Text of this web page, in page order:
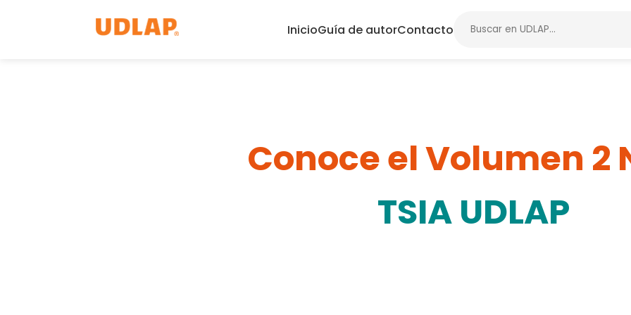
InicioGuía de autorContacto
Conoce el Volumen 2
TSIA UDLAP